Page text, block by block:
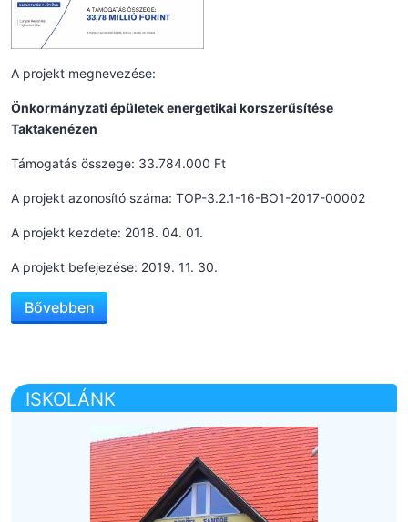
A projekt megnevezése:
Önkormányzati épületek energetikai korszerűsítése
Taktakenézen
Támogatás összege: 33.784.000 Ft
A projekt azonosító száma: TOP-3.2.1-16-BO1-2017-00002
A projekt kezdete: 2018. 04. 01.
A projekt befejezése: 2019. 11. 30.
Bővebben
ISKOLÁNK